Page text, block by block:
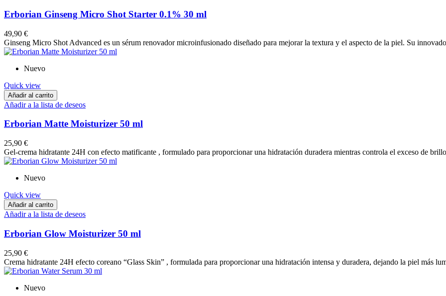
Erborian Ginseng Micro Shot Starter 0.1% 30 ml
49,90 €
Ginseng Micro Shot Advanced es un sérum renovador microinfusionado diseñado para mejorar la textura y el aspecto de la piel. Su
Nuevo
Quick view
Añadir al carrito
Añadir a la lista de deseos
Erborian Matte Moisturizer 50 ml
25,90 €
Gel-crema hidratante 24H con efecto matificante , formulado para proporcionar una hidratación duradera mientras controla el exceso de
Nuevo
Quick view
Añadir al carrito
Añadir a la lista de deseos
Erborian Glow Moisturizer 50 ml
25,90 €
Crema hidratante 24H efecto coreano “Glass Skin” , formulada para proporcionar una hidratación intensa y duradera, dejando la piel más
Nuevo